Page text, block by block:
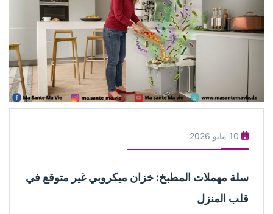
10 مايو 2026
سلة مهملات المطبخ: خزان ميكروبي غير متوقع في
قلب المنزل